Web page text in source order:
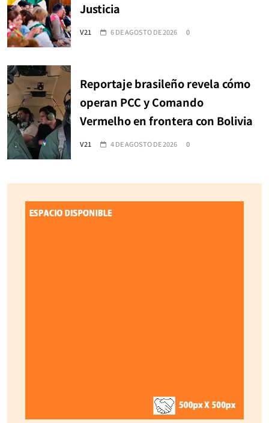
Justicia
V21 6 DE AGOSTO DE 2026 0
Reportaje brasileño revela cómo
operan PCC y Comando
Vermelho en frontera con Bolivia
V21 4 DE AGOSTO DE 2026 0